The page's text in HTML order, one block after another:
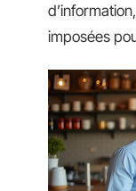
imposées